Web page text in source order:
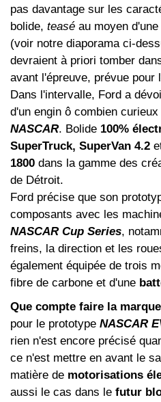
pas davantage sur les
bolide, teasé au moyen d'une
(voir notre diaporama ci-
devraient à priori tomber
avant l'épreuve, prévue pour
Dans l'intervalle, Ford a
d'un engin ô combien
NASCAR. Bolide 100%
SuperTruck, SuperVan 4.2
1800 dans la gamme des
de Détroit.
Ford précise que son
composants avec les
NASCAR Cup Series,
freins, la direction et les
également équipée de trois
fibre de carbone et d'une
Que compte faire la
pour le prototype NASCAR
rien n'est encore précisé
ce n'est mettre en avant le
matière de motorisations
aussi le cas dans le futur